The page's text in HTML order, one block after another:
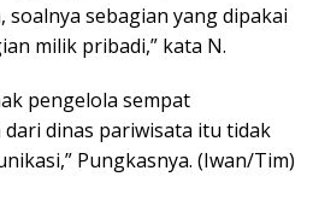
soalnya sebagian yang dipakai
milik pribadi,” kata N.
pengelola sempat
dinas pariwisata itu tidak
Pungkasnya. (Iwan/Tim)